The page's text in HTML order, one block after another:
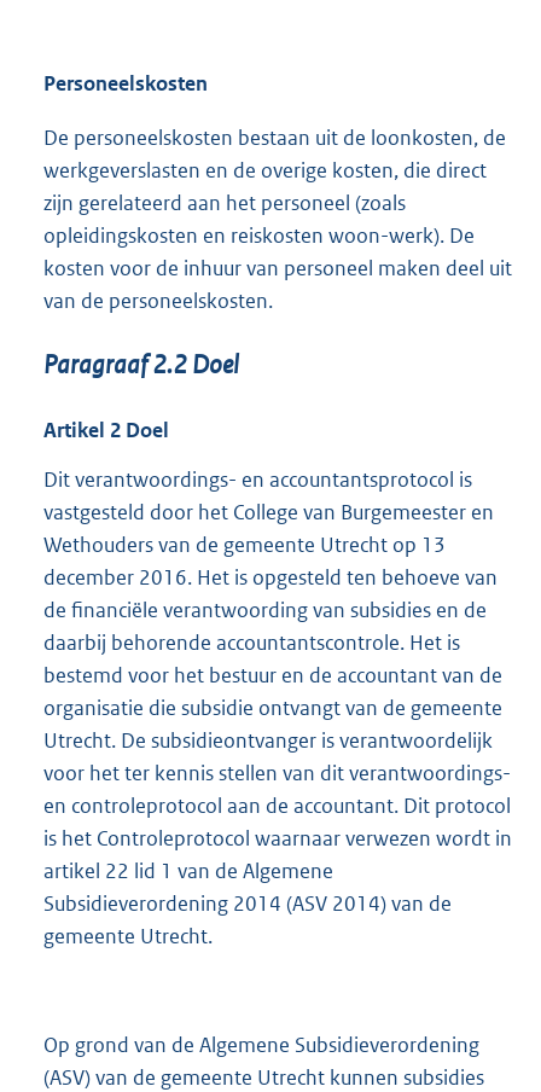
Personeelskosten
De personeelskosten bestaan uit de loonkosten, de
werkgeverslasten en de overige kosten, die direct
zijn gerelateerd aan het personeel (zoals
opleidingskosten en reiskosten woon-werk). De
kosten voor de inhuur van personeel maken deel uit
van de personeelskosten.
Paragraaf 2.2 Doel
Artikel 2 Doel
Dit verantwoordings- en accountantsprotocol is
vastgesteld door het College van Burgemeester en
Wethouders van de gemeente Utrecht op 13
december 2016. Het is opgesteld ten behoeve van
de financiële verantwoording van subsidies en de
daarbij behorende accountantscontrole. Het is
bestemd voor het bestuur en de accountant van de
organisatie die subsidie ontvangt van de gemeente
Utrecht. De subsidieontvanger is verantwoordelijk
voor het ter kennis stellen van dit verantwoordings-
en controleprotocol aan de accountant. Dit protocol
is het Controleprotocol waarnaar verwezen wordt in
artikel 22 lid 1 van de Algemene
Subsidieverordening 2014 (ASV 2014) van de
gemeente Utrecht.
Op grond van de Algemene Subsidieverordening
(ASV) van de gemeente Utrecht kunnen subsidies